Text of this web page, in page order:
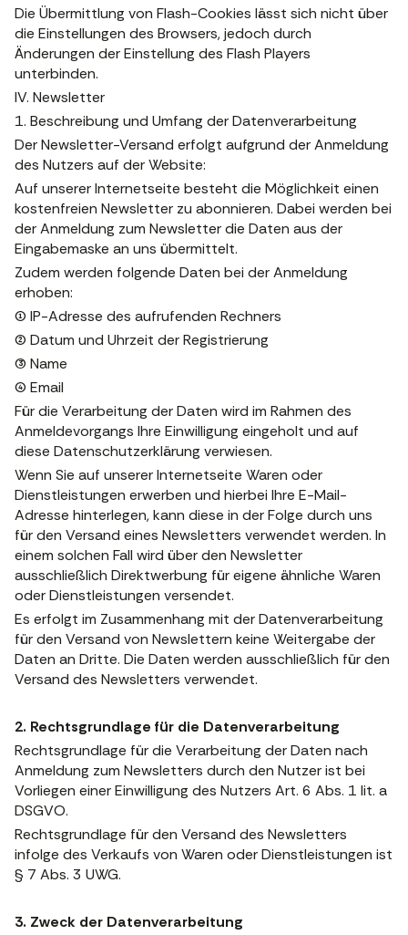
Die Übermittlung von Flash-Cookies lässt sich nicht über
die Einstellungen des Browsers, jedoch durch
Änderungen der Einstellung des Flash Players
unterbinden.
IV. Newsletter
1. Beschreibung und Umfang der Datenverarbeitung
Der Newsletter-Versand erfolgt aufgrund der Anmeldung
des Nutzers auf der Website:
Auf unserer Internetseite besteht die Möglichkeit einen
kostenfreien Newsletter zu abonnieren. Dabei werden bei
der Anmeldung zum Newsletter die Daten aus der
Eingabemaske an uns übermittelt.
Zudem werden folgende Daten bei der Anmeldung
erhoben:
(1) IP-Adresse des aufrufenden Rechners
(2) Datum und Uhrzeit der Registrierung
(3) Name
(4) Email
Für die Verarbeitung der Daten wird im Rahmen des
Anmeldevorgangs Ihre Einwilligung eingeholt und auf
diese Datenschutzerklärung verwiesen.
Wenn Sie auf unserer Internetseite Waren oder
Dienstleistungen erwerben und hierbei Ihre E-Mail-
Adresse hinterlegen, kann diese in der Folge durch uns
für den Versand eines Newsletters verwendet werden. In
einem solchen Fall wird über den Newsletter
ausschließlich Direktwerbung für eigene ähnliche Waren
oder Dienstleistungen versendet.
Es erfolgt im Zusammenhang mit der Datenverarbeitung
für den Versand von Newslettern keine Weitergabe der
Daten an Dritte. Die Daten werden ausschließlich für den
Versand des Newsletters verwendet.
2. Rechtsgrundlage für die Datenverarbeitung
Rechtsgrundlage für die Verarbeitung der Daten nach
Anmeldung zum Newsletters durch den Nutzer ist bei
Vorliegen einer Einwilligung des Nutzers Art. 6 Abs. 1 lit. a
DSGVO.
Rechtsgrundlage für den Versand des Newsletters
infolge des Verkaufs von Waren oder Dienstleistungen ist
§ 7 Abs. 3 UWG.
3. Zweck der Datenverarbeitung